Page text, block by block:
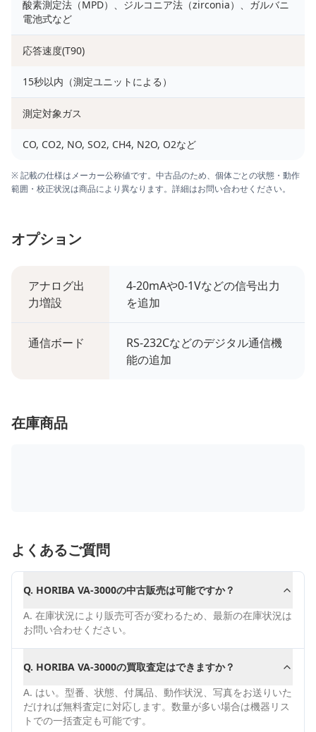
酸素測定法（MPD）、ジルコニア法（zirconia）、ガルバニ
電池式など
応答速度(T90)
15秒以内（測定ユニットによる）
測定対象ガス
CO, CO2, NO, SO2, CH4, N2O, O2など
※ 記載の仕様はメーカー公称値です。中古品のため、個体ごとの状態・動作
範囲・校正状況は商品により異なります。詳細はお問い合わせください。
オプション
アナログ出
力増設
4-20mAや0-1Vなどの信号出力
を追加
通信ボード
RS-232Cなどのデジタル通信機
能の追加
在庫商品
よくあるご質問
Q. HORIBA VA-3000の中古販売は可能ですか？
A. 在庫状況により販売可否が変わるため、最新の在庫状況は
お問い合わせください。
Q. HORIBA VA-3000の買取査定はできますか？
A. はい。型番、状態、付属品、動作状況、写真をお送りいた
だければ無料査定に対応します。数量が多い場合は機器リス
トでの一括査定も可能です。